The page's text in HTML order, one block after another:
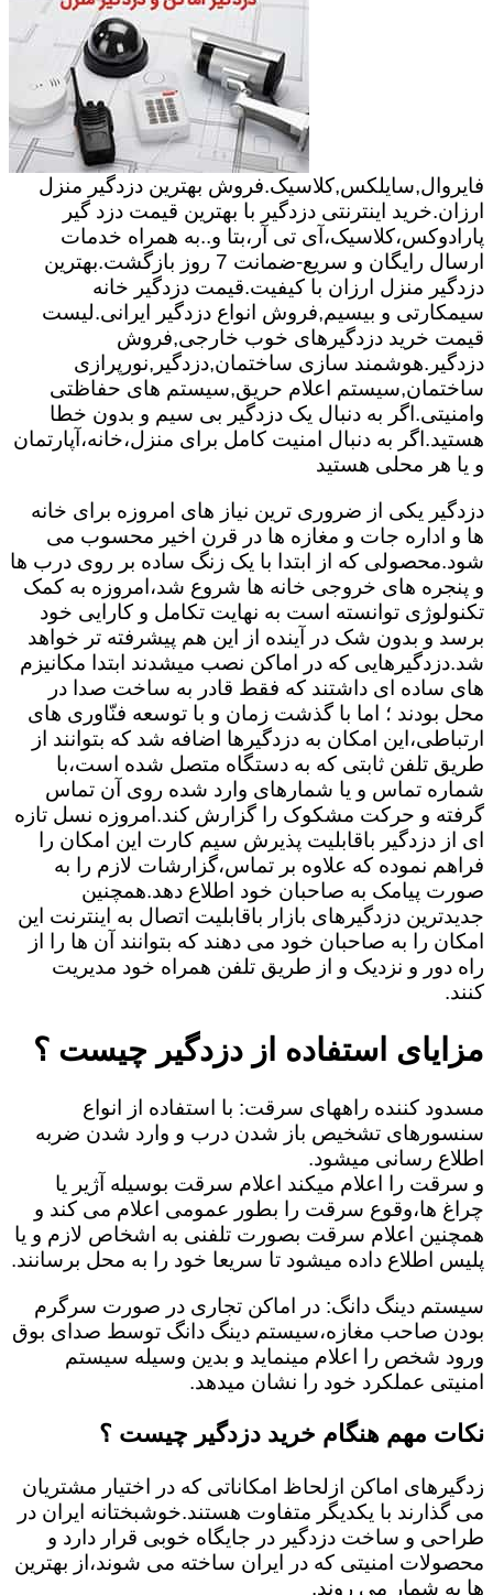
فایروال,سایلکس,کلاسیک.فروش بهترین دزدگیر منزل
ارزان.خرید اینترنتی دزدگیر با بهترین قیمت دزد گیر
پارادوکس،کلاسیک،آی تی آر،بتا و..به همراه خدمات
ارسال رایگان و سریع-ضمانت 7 روز بازگشت.بهترین
دزدگیر منزل ارزان با کیفیت.قیمت دزدگیر خانه
سیمکارتی و بیسیم,فروش انواع دزدگیر ایرانی.لیست
قیمت خرید دزدگیرهای خوب خارجی,فروش
دزدگیر.هوشمند سازی ساختمان,دزدگیر,نورپرازی
ساختمان,سیستم اعلام حریق,سیستم های حفاظتی
وامنیتی.اگر به دنبال یک دزدگیر بی سیم و بدون خطا
هستید.اگر به دنبال امنیت کامل برای منزل،خانه،آپارتمان
و یا هر محلی هستید
دزدگیر یکی از ضروری ترین نیاز های امروزه برای خانه
ها و اداره جات و مغازه ها در قرن اخیر محسوب می
شود.محصولی که از ابتدا با یک زنگ ساده بر روی درب ها
و پنجره های خروجی خانه ها شروع شد،امروزه به کمک
تکنولوژی توانسته است به نهایت تکامل و کارایی خود
برسد و بدون شک در آینده از این هم پیشرفته تر خواهد
شد.دزدگیرهایی که در اماکن نصب میشدند ابتدا مکانیزم
های ساده ای داشتند که فقط قادر به ساخت صدا در
محل بودند ؛ اما با گذشت زمان و با توسعه فنّاوری های
ارتباطی،این امکان به دزدگیرها اضافه شد که بتوانند از
طریق تلفن ثابتی که به دستگاه متصل شده است،با
شماره تماس و یا شمارهای وارد شده روی آن تماس
گرفته و حرکت مشکوک را گزارش کند.امروزه نسل تازه
ای از دزدگیر باقابلیت پذیرش سیم کارت این امکان را
فراهم نموده که علاوه بر تماس،گزارشات لازم را به
صورت پیامک به صاحبان خود اطلاع دهد.همچنین
جدیدترین دزدگیرهای بازار باقابلیت اتصال به اینترنت این
امکان را به صاحبان خود می دهند که بتوانند آن ها را از
راه دور و نزدیک و از طریق تلفن همراه خود مدیریت
کنند.
مزایای استفاده از دزدگیر چیست ؟
مسدود کننده راههای سرقت: با استفاده از انواع
سنسورهای تشخیص باز شدن درب و وارد شدن ضربه
اطلاع رسانی میشود.
و سرقت را اعلام میکند اعلام سرقت بوسیله آژیر یا
چراغ ها،وقوع سرقت را بطور عمومی اعلام می کند و
همچنین اعلام سرقت بصورت تلفنی به اشخاص لازم و یا
پلیس اطلاع داده میشود تا سریعا خود را به محل برسانند.
سیستم دینگ دانگ: در اماکن تجاری در صورت سرگرم
بودن صاحب مغازه،سیستم دینگ دانگ توسط صدای بوق
ورود شخص را اعلام مینماید و بدین وسیله سیستم
امنیتی عملکرد خود را نشان میدهد.
نکات مهم هنگام خرید دزدگیر چیست ؟
زدگیرهای اماکن ازلحاظ امکاناتی که در اختیار مشتریان
می گذارند با یکدیگر متفاوت هستند.خوشبختانه ایران در
طراحی و ساخت دزدگیر در جایگاه خوبی قرار دارد و
محصولات امنیتی که در ایران ساخته می شوند،از بهترین
ها به شمار می روند.